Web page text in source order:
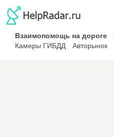
Взаимопомощь на дороге
Камеры ГИБДД
Авторынок